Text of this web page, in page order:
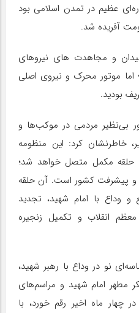
عظیم در تمدن اسلامی بود
آفریده شد.
و مجاهدت‌ های نیروهای
موتور محرک و نیروی اصلی
بودید.
بی‌نظیر مردمی در موکب‌ها و
خاطرنشان کرد: این منظومه
حلقه مکمل متصل خواهد شد؛
و پیشرفت کشور است. آن حلقه
وداع با امام شهید، تجدید
انقلاب و تکمیل زنجیره
نو در وداع با رهبر شهید،
مطهر امام شهید و مراسم‌های
چهار ماه اخیر رقم خورد، با